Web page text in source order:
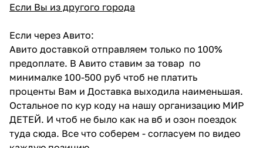
Если Вы из другого города
Если через Авито:
Авито доставкой отправляем только по 100%
предоплате. В Авито ставим за товар по
минималке 100-500 руб чтоб не платить
проценты Вам и Доставка выходила наименьшая.
Остальное по кур коду на нашу организацию МИР
ДЕТЕЙ. И чтоб не было как на вб и озон поездок
туда сюда. Все что соберем - согласуем по видео